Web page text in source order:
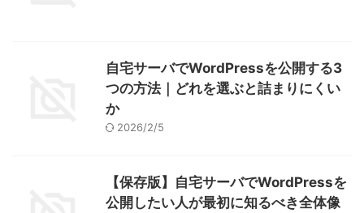
自宅サーバでWordPressを公開する3
つの方法｜どれを選ぶと詰まりにくい
か
2026/2/5
【保存版】自宅サーバでWordPressを
公開したい人が最初に知るべき全体像